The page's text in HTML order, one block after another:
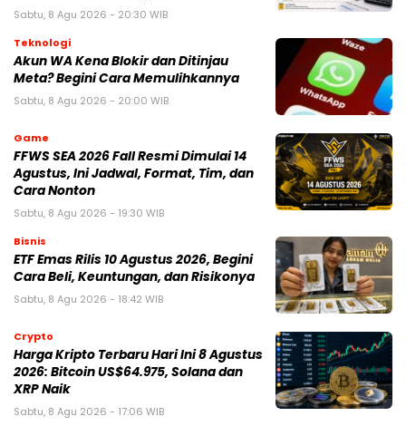
Sabtu, 8 Agu 2026 - 20:30 WIB
Teknologi
Akun WA Kena Blokir dan Ditinjau
Meta? Begini Cara Memulihkannya
Sabtu, 8 Agu 2026 - 20:00 WIB
Game
FFWS SEA 2026 Fall Resmi Dimulai 14
Agustus, Ini Jadwal, Format, Tim, dan
Cara Nonton
Sabtu, 8 Agu 2026 - 19:30 WIB
Bisnis
ETF Emas Rilis 10 Agustus 2026, Begini
Cara Beli, Keuntungan, dan Risikonya
Sabtu, 8 Agu 2026 - 18:42 WIB
Crypto
Harga Kripto Terbaru Hari Ini 8 Agustus
2026: Bitcoin US$64.975, Solana dan
XRP Naik
Sabtu, 8 Agu 2026 - 17:06 WIB